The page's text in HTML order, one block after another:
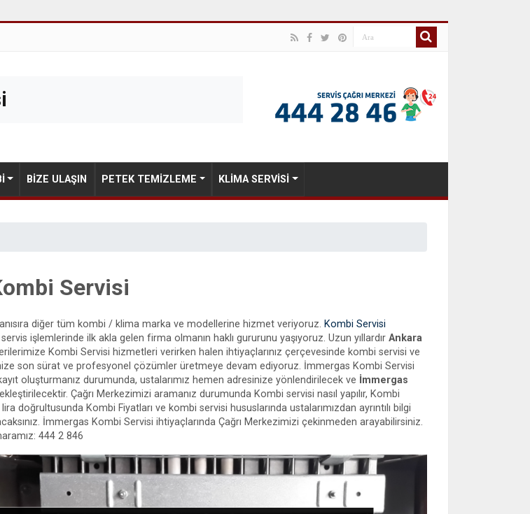
BIZE ULAŞIN PETEK TEMIZLEME KLIMA SERVISI
Servisi
diğer tüm kombi / klima marka ve modellerine hizmet veriyoruz. Kombi Servisi
işlemlerinde ilk akla gelen firma olmanın haklı gururunu yaşıyoruz. Uzun yıllardır Ankara
Kombi Servisi hizmetleri verirken halen ihtiyaçlarınız çerçevesinde kombi servisi ve
son sürat ve profesyonel çözümler üretmeye devam ediyoruz. İmmergas Kombi Servisi
oluşturmanız durumunda, ustalarımız hemen adresinize yönlendirilecek ve İmmergas
Çağrı Merkezimizi aramanız durumunda Kombi servisi nasıl yapılır, Kombi
doğrultusunda Kombi Fiyatları ve kombi servisi hususlarında ustalarımızdan ayrıntılı bilgi
İmmergas Kombi Servisi ihtiyaçlarında Çağrı Merkezimizi çekinmeden arayabilirsiniz.
444 2 846